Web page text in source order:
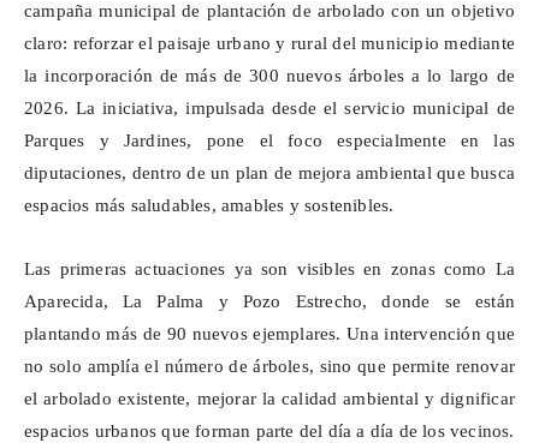
campaña municipal de plantación de arbolado con un objetivo
claro: reforzar el paisaje urbano y rural del municipio mediante
la incorporación de más de 300 nuevos árboles a lo largo de
2026. La iniciativa, impulsada desde el servicio municipal de
Parques y Jardines, pone el foco especialmente en las
diputaciones, dentro de un plan de mejora ambiental que busca
espacios más saludables, amables y sostenibles.
Las primeras actuaciones ya son visibles en zonas como La
Aparecida, La Palma y Pozo Estrecho, donde se están
plantando más de 90 nuevos ejemplares. Una intervención que
no solo amplía el número de árboles, sino que permite renovar
el arbolado existente, mejorar la calidad ambiental y dignificar
espacios urbanos que forman parte del día a día de los vecinos.